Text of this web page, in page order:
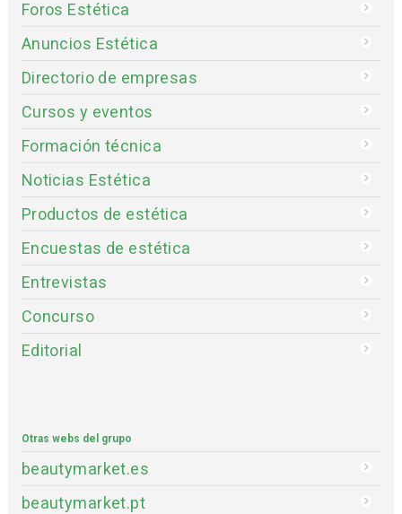
Foros Estética
Anuncios Estética
Directorio de empresas
Cursos y eventos
Formación técnica
Noticias Estética
Productos de estética
Encuestas de estética
Entrevistas
Concurso
Editorial
Otras webs del grupo
beautymarket.es
beautymarket.pt